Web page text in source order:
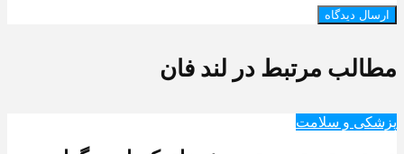
مطالب مرتبط در لند فان
پزشکی و سلامت